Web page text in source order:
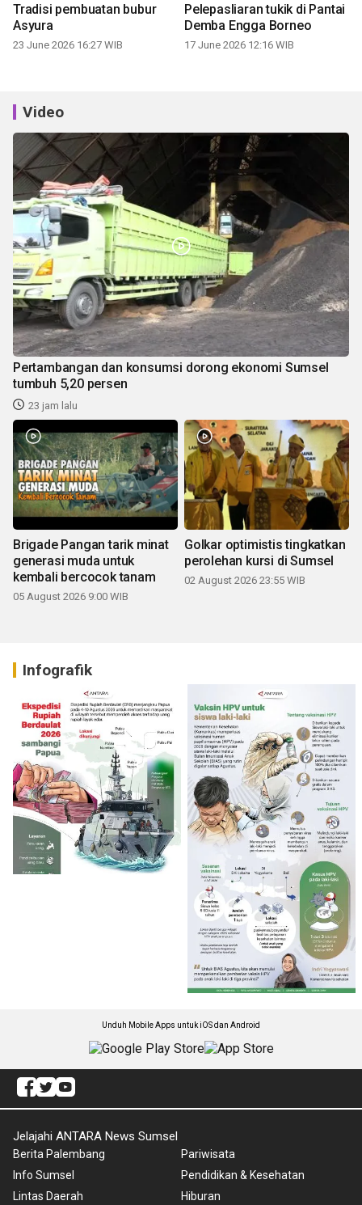
Tradisi pembuatan bubur
Asyura
23 June 2026 16:27 WIB
Pelepasliaran tukik di Pantai
Demba Engga Borneo
17 June 2026 12:16 WIB
Video
Pertambangan dan konsumsi dorong ekonomi Sumsel
tumbuh 5,20 persen
23 jam lalu
Brigade Pangan tarik minat
generasi muda untuk
kembali bercocok tanam
05 August 2026 9:00 WIB
Golkar optimistis tingkatkan
perolehan kursi di Sumsel
02 August 2026 23:55 WIB
Infografik
Unduh Mobile Apps untuk iOS dan Android
Jelajahi ANTARA News Sumsel
Berita Palembang
Info Sumsel
Lintas Daerah
Pariwisata
Pendidikan & Kesehatan
Hiburan